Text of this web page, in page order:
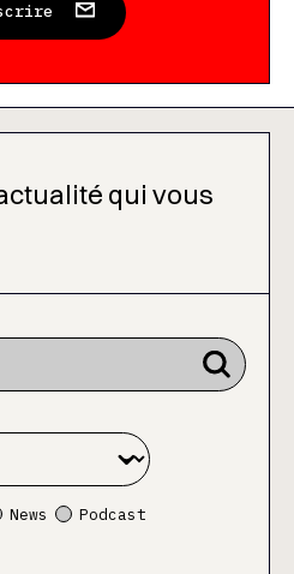
qui vous
News
Podcast